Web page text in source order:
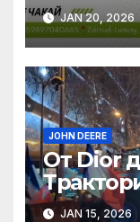
JAN 20, 2026
JOHN DEERE
От Dior
JAN 15, 2026